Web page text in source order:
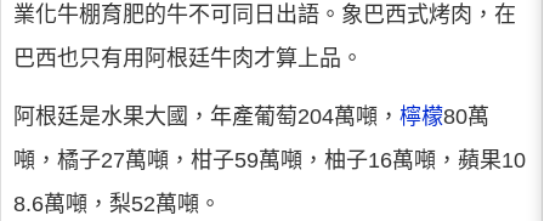
業化牛棚育肥的牛不可同日出語。象巴西式烤肉，在
巴西也只有用阿根廷牛肉才算上品。
阿根廷是水果大國，年產葡萄204萬噸， 檸檬80萬
噸，橘子27萬噸，柑子59萬噸，柚子16萬噸，蘋果10
8.6萬噸，梨52萬噸。